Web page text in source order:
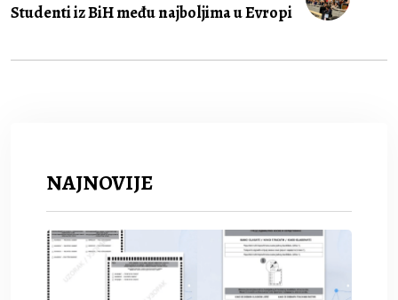
Studenti iz BiH među najboljima u Evropi
NAJNOVIJE